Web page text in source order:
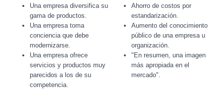
Una empresa diversifica su
gama de productos.
Una empresa toma
conciencia que debe
modernizarse.
Una empresa ofrece
servicios y productos muy
parecidos a los de su
competencia.
Ahorro de costos por
estandarización.
Aumento del conocimiento
público de una empresa u
organización.
"En resumen, una imagen
más apropiada en el
mercado".